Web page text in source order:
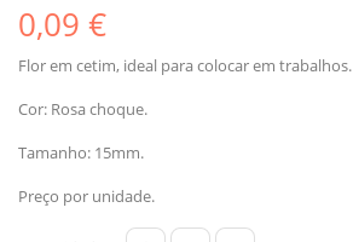
0,09 €
Flor em cetim, ideal para colocar em trabalhos.
Cor: Rosa choque.
Tamanho: 15mm.
Preço por unidade.